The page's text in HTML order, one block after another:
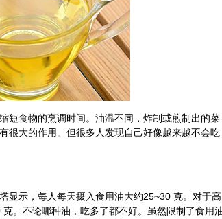
短食物的烹调时间。油温不同，炸制或煎制出的菜
很大的作用。但很多人发现自己好像越来越不会吃
显示，每人每天摄入食用油大约25~30 克。对于高
。不论哪种油，吃多了都不好。虽然限制了食用